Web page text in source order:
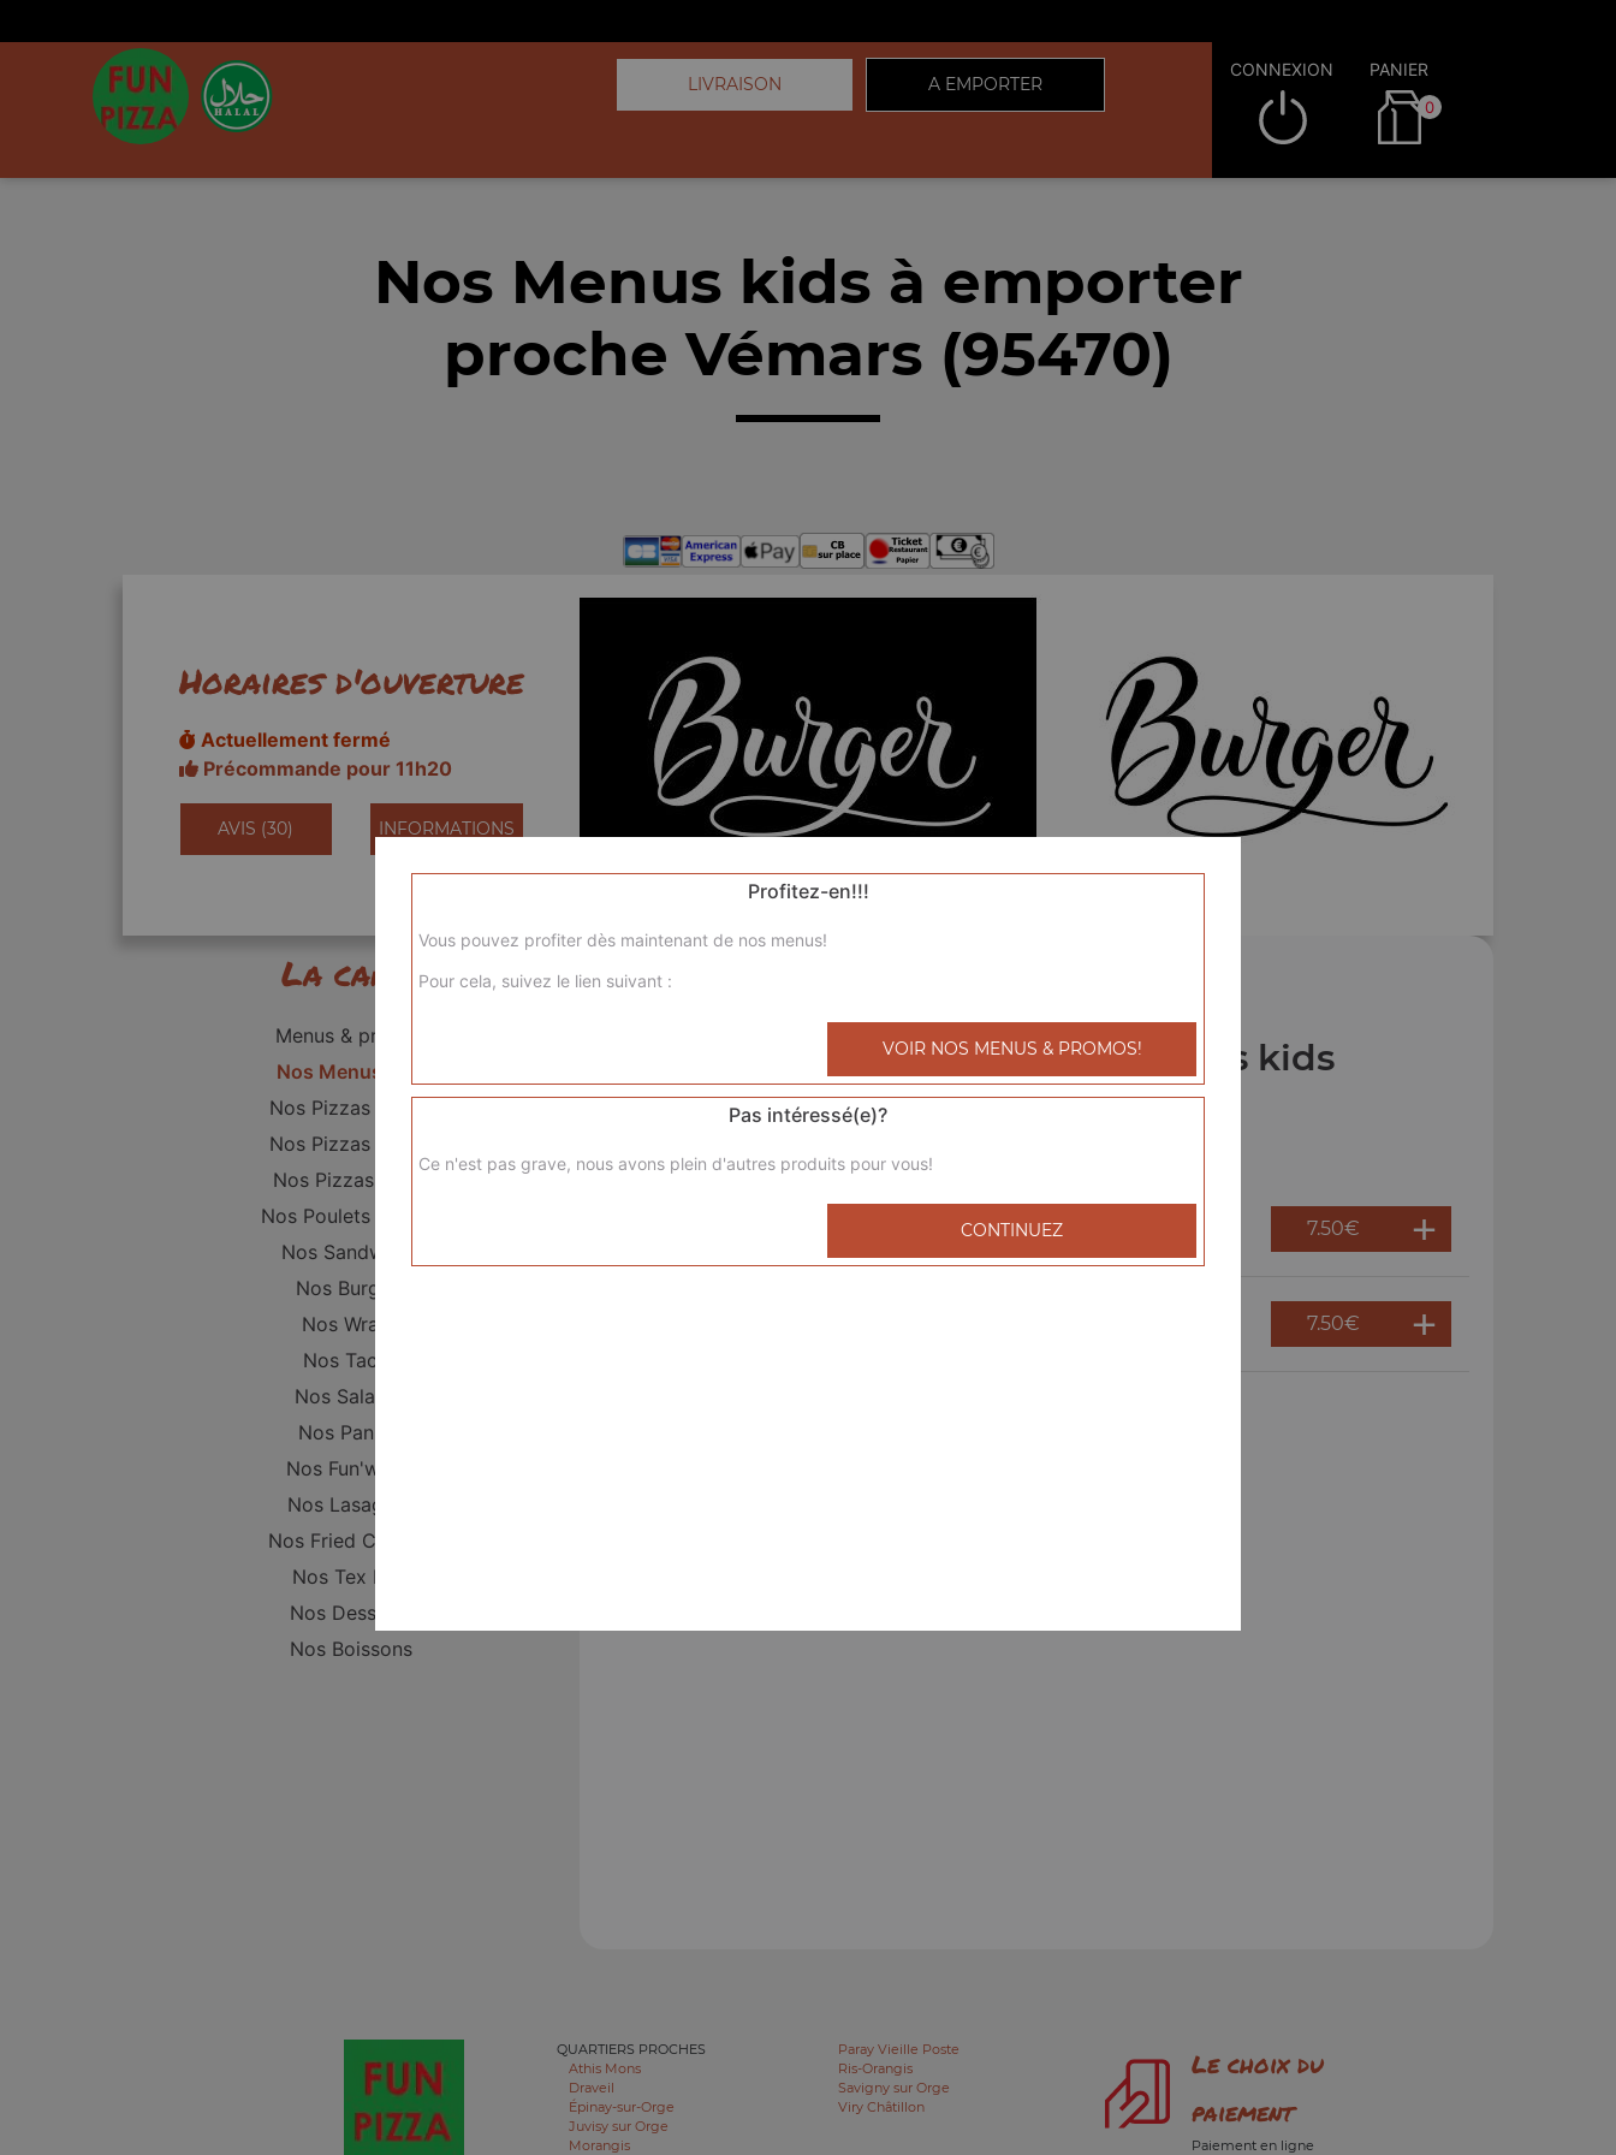
LIVRAISON A EMPORTER
CONNEXION PANIER
0
Nos Menus kids à emporter
proche Vémars (95470)
Horaires d'ouverture
Actuellement fermé
Précommande pour 11h20
AVIS (30) INFORMATIONS
La carte
Menus & promos
Nos Menus kids
Nos Pizzas Junior
Nos Pizzas Sénior
Nos Pizzas Méga
Nos Poulets Braisés
Nos Sandwichs
Nos Burgers
Nos Wraps
Nos Tacos
Nos Salades
Nos Paninis
Nos Fun'wichs
Nos Lasagnes
Nos Fried Chicken
Nos Tex Mex
Nos Desserts
Nos Boissons
Nos Menus kids
7.50€
7.50€
QUARTIERS PROCHES
Athis Mons
Draveil
Épinay-sur-Orge
Juvisy sur Orge
Morangis
Paray Vieille Poste
Ris-Orangis
Savigny sur Orge
Viry Châtillon
Le choix du
paiement
Paiement en ligne
Profitez-en!!!
Vous pouvez profiter dès maintenant de nos menus!
Pour cela, suivez le lien suivant :
VOIR NOS MENUS & PROMOS!
Pas intéressé(e)?
Ce n'est pas grave, nous avons plein d'autres produits pour vous!
CONTINUEZ